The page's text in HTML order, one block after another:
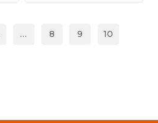
of
… 8 9
10